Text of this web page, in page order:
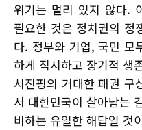
위기는 멀리 있지 않다.
필요한 것은 정치권의 정
다. 정부와 기업, 국민 모
하게 직시하고 장기적 생
시진핑의 거대한 패권 구
서 대한민국이 살아남는
비하는 유일한 해답일 것